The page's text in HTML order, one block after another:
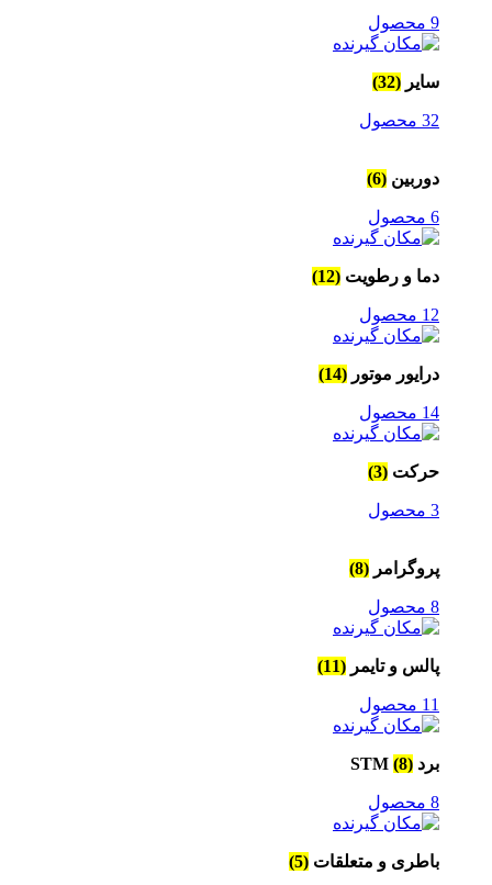
9 محصول
سایر (32)
32 محصول
دوربین (6)
6 محصول
دما و رطویت (12)
12 محصول
درایور موتور (14)
14 محصول
حرکت (3)
3 محصول
پروگرامر (8)
8 محصول
پالس و تایمر (11)
11 محصول
برد STM (8)
8 محصول
باطری و متعلقات (5)